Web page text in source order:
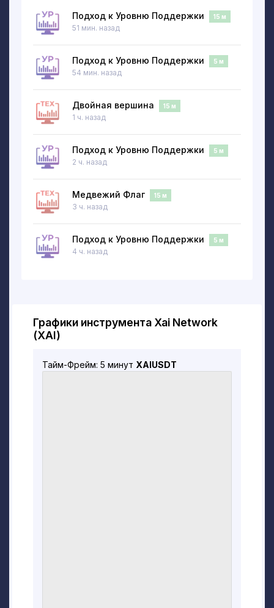
наблюдения, который контролирует
протокол объединения Xai и, если
предлагается неправильный блок,
поднимает тревогу, чтобы другие
участники не могли вмешаться.
Подход к Уровню Поддержки 15 м
51 мин. назад
Подход к Уровню Поддержки 5 м
54 мин. назад
Двойная вершина 15 м
1 ч. назад
Подход к Уровню Поддержки 5 м
2 ч. назад
Медвежий Флаг 15 м
3 ч. назад
Подход к Уровню Поддержки 5 м
4 ч. назад
Графики инструмента Xai Network
(XAI)
Тайм-Фрейм: 5 минут XAIUSDT